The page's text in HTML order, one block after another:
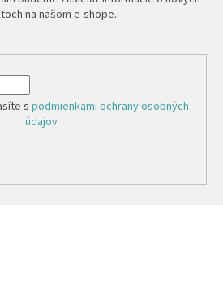
na našom e-shope.
s podmienkami ochrany osobných
údajov